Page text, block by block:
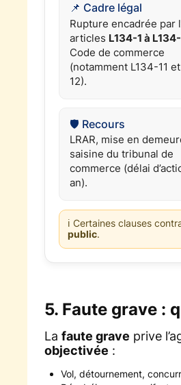
📌 Cadre légal
Rupture encadrée par
articles L134-1 à
Code de commerce
(notamment L134-11
12).
🛡️ Recours
LRAR, mise en
saisine du tribunal de
commerce (délai
an).
ℹ️ Certaines clauses
public.
5. Faute grave :
Lafaute grave prive
objectivée :
Vol, détournement,